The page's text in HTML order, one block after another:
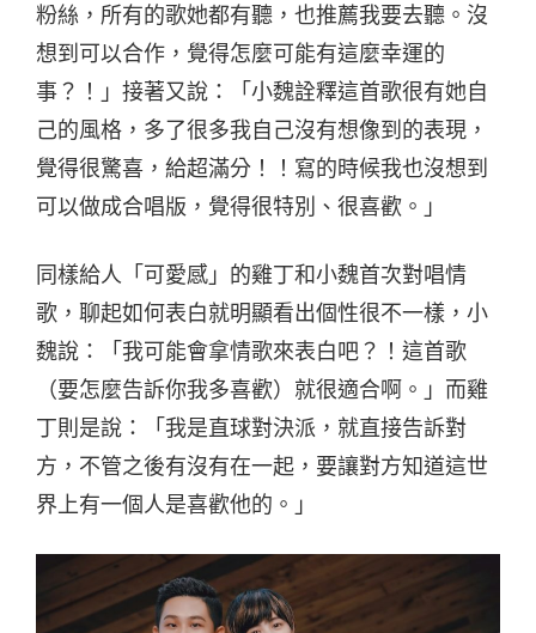
粉絲，所有的歌她都有聽，也推薦我要去聽。沒
想到可以合作，覺得怎麼可能有這麼幸運的
事？！」接著又說：「小魏詮釋這首歌很有她自
己的風格，多了很多我自己沒有想像到的表現，
覺得很驚喜，給超滿分！！寫的時候我也沒想到
可以做成合唱版，覺得很特別、很喜歡。」
同樣給人「可愛感」的雞丁和小魏首次對唱情
歌，聊起如何表白就明顯看出個性很不一樣，小
魏說：「我可能會拿情歌來表白吧？！這首歌
（要怎麼告訴你我多喜歡）就很適合啊。」而雞
丁則是說：「我是直球對決派，就直接告訴對
方，不管之後有沒有在一起，要讓對方知道這世
界上有一個人是喜歡他的。」